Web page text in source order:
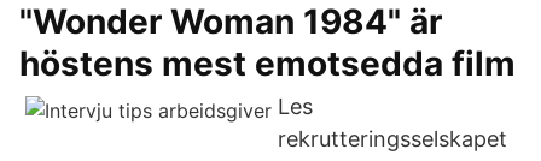
"Wonder Woman 1984" är
höstens mest emotsedda film
Les
rekrutteringsselskapet